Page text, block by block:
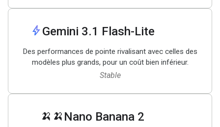
boltGemini 3.1 Flash-Lite
Des performances de pointe rivalisant avec celles des
modèles plus grands, pour un coût bien inférieur.
Stable
🍌🍌 Nano Banana 2